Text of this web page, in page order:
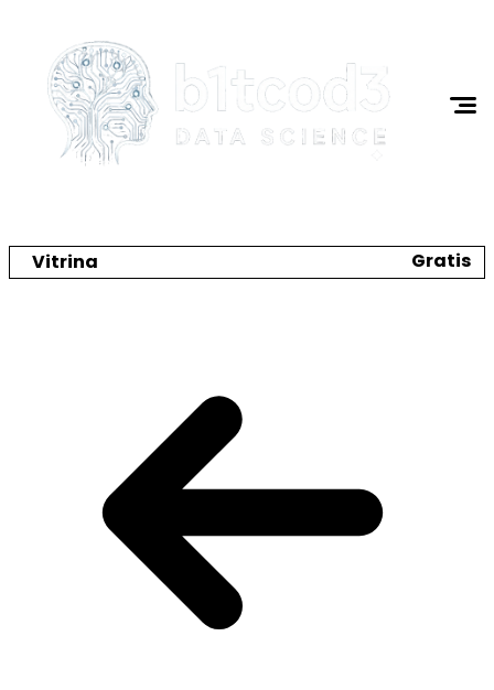
Ciencia de Datos
Programación
Acerca de Mi
Vitrina Gratis